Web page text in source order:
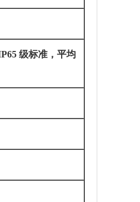
级标准，平均